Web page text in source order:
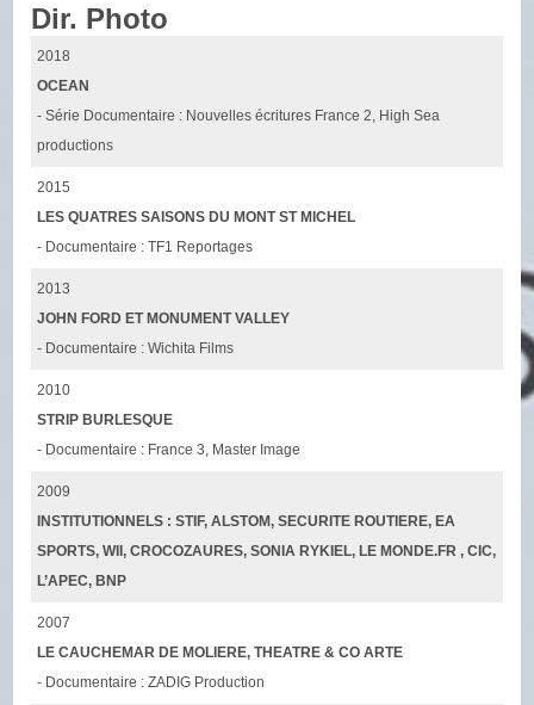
Dir. Photo
2018
OCEAN
- Série Documentaire : Nouvelles écritures France 2, High Sea
productions
2015
LES QUATRES SAISONS DU MONT ST MICHEL
- Documentaire : TF1 Reportages
2013
JOHN FORD ET MONUMENT VALLEY
- Documentaire : Wichita Films
2010
STRIP BURLESQUE
- Documentaire : France 3, Master Image
2009
INSTITUTIONNELS : STIF, ALSTOM, SECURITE ROUTIERE, EA
SPORTS, WII, CROCOZAURES, SONIA RYKIEL, LE MONDE.FR , CIC,
L’APEC, BNP
2007
LE CAUCHEMAR DE MOLIERE, THEATRE & CO ARTE
- Documentaire : ZADIG Production